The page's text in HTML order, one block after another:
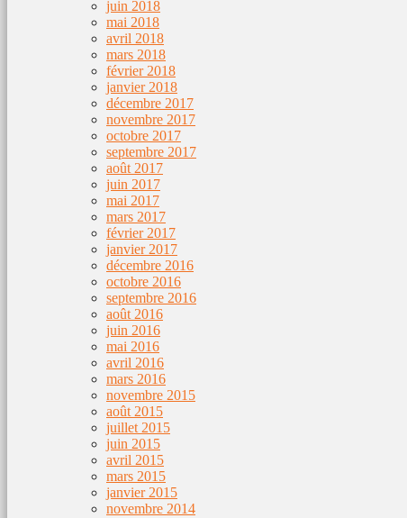
juin 2018
mai 2018
avril 2018
mars 2018
février 2018
janvier 2018
décembre 2017
novembre 2017
octobre 2017
septembre 2017
août 2017
juin 2017
mai 2017
mars 2017
février 2017
janvier 2017
décembre 2016
octobre 2016
septembre 2016
août 2016
juin 2016
mai 2016
avril 2016
mars 2016
novembre 2015
août 2015
juillet 2015
juin 2015
avril 2015
mars 2015
janvier 2015
novembre 2014